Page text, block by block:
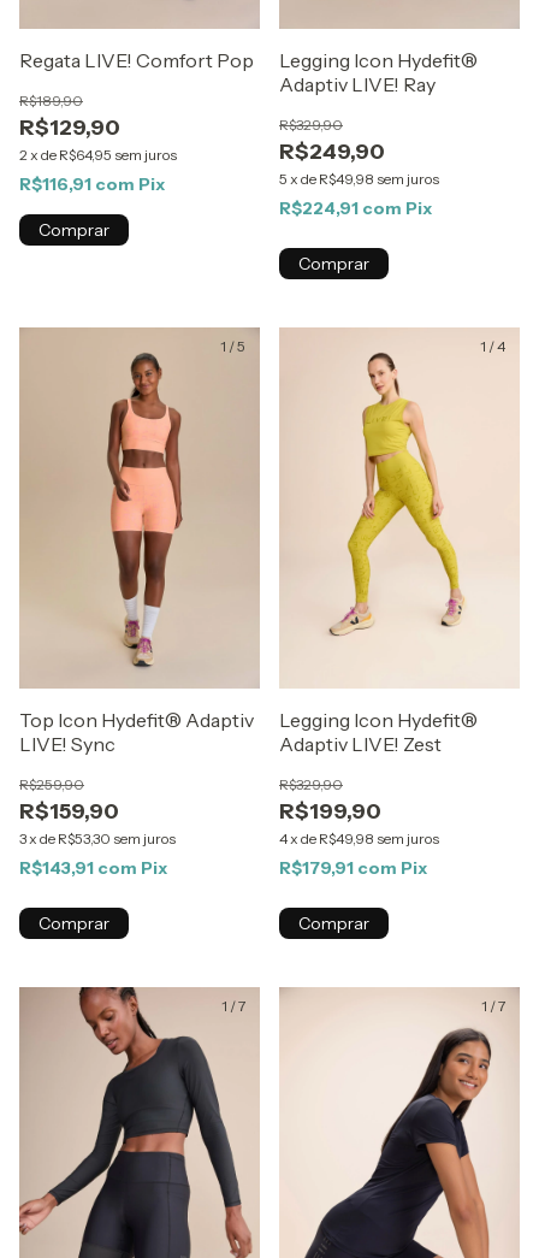
Regata LIVE! Comfort Pop
R$129,90
R$189,90
2 x de R$64,95 sem juros
R$116,91 com Pix
Comprar
Legging Icon Hydefit®
Adaptiv LIVE! Ray
R$249,90
R$329,90
5 x de R$49,98 sem juros
R$224,91 com Pix
Comprar
1 /5
Top Icon Hydefit® Adaptiv
LIVE! Sync
R$159,90
R$259,90
3x de R$53,30 sem juros
R$143,91 com Pix
Comprar
1 /4
Legging Icon Hydefit®
Adaptiv LIVE! Zest
R$199,90
R$329,90
4x de R$49,98 sem juros
R$179,91 com Pix
Comprar
1 /7 1 /7